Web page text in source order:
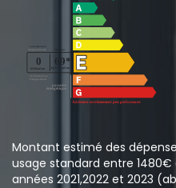
Montant estimé des
usage standard entre
années 2021,2022 et 2023